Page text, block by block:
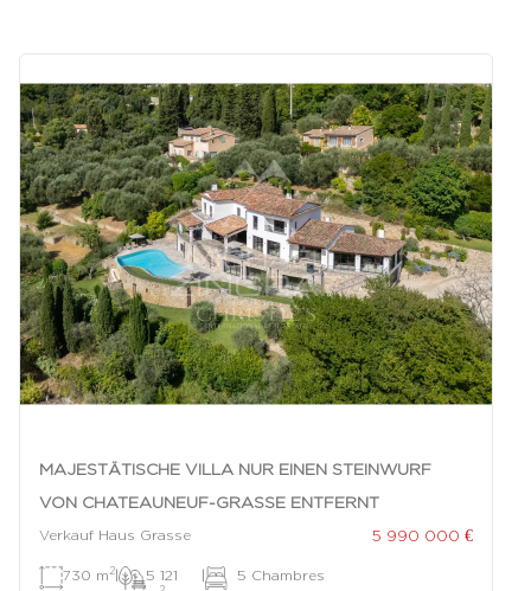
MAJESTÄTISCHE VILLA NUR EINEN STEINWURF
VON CHATEAUNEUF-GRASSE ENTFERNT
Verkauf Haus Grasse 5 990 000 €
730 m 2|
5 121
| 5 Chambres